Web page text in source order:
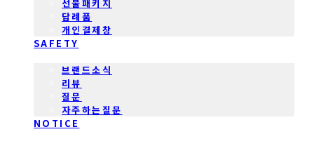
선물패키지
답례품
개인결제창
SAFETY
브랜드소식
리뷰
질문
자주하는질문
NOTICE